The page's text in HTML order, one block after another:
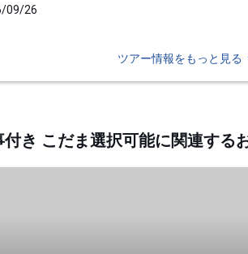
09/26
ツアー情報をもっと見る
き こだま選択可能に関連する